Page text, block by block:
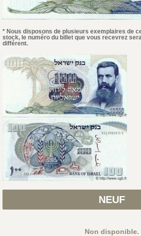
* Nous disposons de plusieurs exemplaires de
stock, le numéro du billet que vous recevrez
différent.
NEUF
Non disponible.